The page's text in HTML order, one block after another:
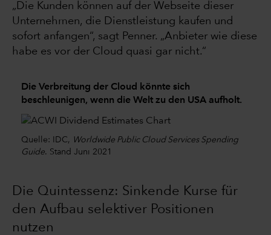
„Die Kunden können auf der Webseite dieser
Unternehmen, die Dienstleistung kaufen und
sofort anfangen“, sagt Penner. „Anbieter wie diese
habe es vor der Cloud quasi gar nicht.“
Die Verbreitung der Cloud könnte sich
beschleunigen, wenn die Welt zu den USA aufholt.
Quelle: IDC,
Worldwide Public Cloud Services Spending
Guide. Stand Juni 2021
Die Quintessenz: Sinkende Kurse für
den Aufbau selektiver Positionen
nutzen